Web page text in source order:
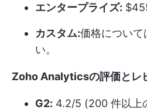
エンタープライズ:
カスタム:価格について
い。
Zoho Analyticsの評価とレ
G2: 4.2/5 (200 件以上